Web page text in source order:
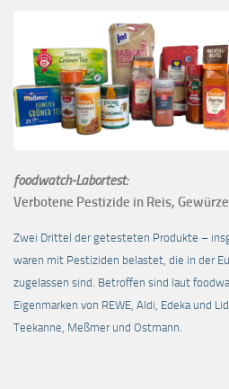
foodwatch-Labortest:
Verbotene Pestizide in Reis,
Zwei Drittel der getesteten Produkte –
waren mit Pestiziden belastet, die in der
zugelassen sind. Betroffen sind laut
Eigenmarken von REWE, Aldi, Edeka und
Teekanne, Meßmer und Ostmann.